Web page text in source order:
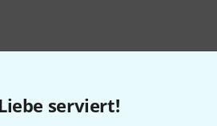
serviert!